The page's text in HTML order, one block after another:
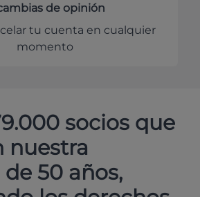
de opinión
tu cuenta en cualquier
momento
socios que
nuestra
50 años,